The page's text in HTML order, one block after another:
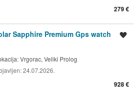
279 €
Sapphire Premium Gps watch
Vrgorac, Veliki Prolog
24.07.2026.
928 €